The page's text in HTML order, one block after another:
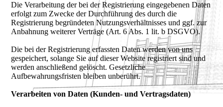
Die Verarbeitung der bei der Registrierung eingegebenen Daten
erfolgt zum Zwecke der Durchführung des durch die
Registrierung begründeten Nutzungsverhältnisses und ggf. zur
Anbahnung weiterer Verträge (Art. 6 Abs. 1 lit. b DSGVO).
Die bei der Registrierung erfassten Daten werden von uns
gespeichert, solange Sie auf dieser Website registriert sind und
werden anschließend gelöscht. Gesetzliche
Aufbewahrungsfristen bleiben unberührt.
Verarbeiten von Daten (Kunden- und Vertragsdaten)